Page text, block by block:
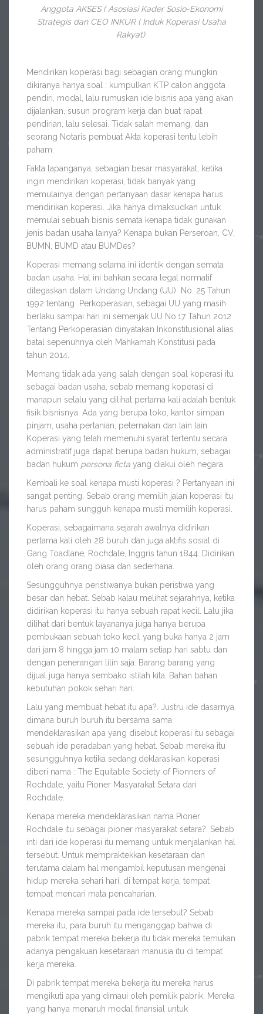
Anggota AKSES ( Asosiasi Kader Sosio-Ekonomi
Strategis dan CEO INKUR ( Induk Koperasi Usaha
Rakyat)
Mendirikan koperasi bagi sebagian orang mungkin
dikiranya hanya soal : kumpulkan KTP calon anggota
pendiri, modal, lalu rumuskan ide bisnis apa yang akan
dijalankan, susun program kerja dan buat rapat
pendirian, lalu selesai. Tidak salah memang, dan
seorang Notaris pembuat Akta koperasi tentu lebih
paham.
Fakta lapanganya, sebagian besar masyarakat, ketika
ingin mendirikan koperasi, tidak banyak yang
memulainya dengan pertanyaan dasar kenapa harus
mendirikan koperasi. Jika hanya dimaksudkan untuk
memulai sebuah bisnis semata kenapa tidak gunakan
jenis badan usaha lainya? Kenapa bukan Perseroan, CV,
BUMN, BUMD atau BUMDes?
Koperasi memang selama ini identik dengan semata
badan usaha. Hal ini bahkan secara legal normatif
ditegaskan dalam Undang Undang (UU) No. 25 Tahun
1992 tentang Perkoperasian, sebagai UU yang masih
berlaku sampai hari ini semenjak UU No.17 Tahun 2012
Tentang Perkoperasian dinyatakan Inkonstitusional alias
batal sepenuhnya oleh Mahkamah Konstitusi pada
tahun 2014.
Memang tidak ada yang salah dengan soal koperasi itu
sebagai badan usaha, sebab memang koperasi di
manapun selalu yang dilihat pertama kali adalah bentuk
fisik bisnisnya. Ada yang berupa toko, kantor simpan
pinjam, usaha pertanian, peternakan dan lain lain.
Koperasi yang telah memenuhi syarat tertentu secara
administratif juga dapat berupa badan hukum, sebagai
badan hukum persona ficta yang diakui oleh negara.
Kembali ke soal kenapa musti koperasi ? Pertanyaan ini
sangat penting. Sebab orang memilih jalan koperasi itu
harus paham sungguh kenapa musti memilih koperasi.
Koperasi, sebagaimana sejarah awalnya didirikan
pertama kali oleh 28 buruh dan juga aktifis sosial di
Gang Toadlane, Rochdale, Inggris tahun 1844. Didirikan
oleh orang orang biasa dan sederhana.
Sesungguhnya peristiwanya bukan peristiwa yang
besar dan hebat. Sebab kalau melihat sejarahnya, ketika
didirikan koperasi itu hanya sebuah rapat kecil. Lalu jika
dilihat dari bentuk layananya juga hanya berupa
pembukaan sebuah toko kecil yang buka hanya 2 jam
dari jam 8 hingga jam 10 malam setiap hari sabtu dan
dengan penerangan lilin saja. Barang barang yang
dijual juga hanya sembako istilah kita. Bahan bahan
kebutuhan pokok sehari hari.
Lalu yang membuat hebat itu apa?. Justru ide dasarnya,
dimana buruh buruh itu bersama sama
mendeklarasikan apa yang disebut koperasi itu sebagai
sebuah ide peradaban yang hebat. Sebab mereka itu
sesungguhnya ketika sedang deklarasikan koperasi
diberi nama : The Equitable Society of Pionners of
Rochdale, yaitu Pioner Masyarakat Setara dari
Rochdale.
Kenapa mereka mendeklarasikan nama Pioner
Rochdale itu sebagai pioner masyarakat setara?. Sebab
inti dari ide koperasi itu memang untuk menjalankan hal
tersebut. Untuk mempraktekkan kesetaraan dan
terutama dalam hal mengambil keputusan mengenai
hidup mereka sehari hari, di tempat kerja, tempat
tempat mencari mata pencaharian.
Kenapa mereka sampai pada ide tersebut? Sebab
mereka itu, para buruh itu menganggap bahwa di
pabrik tempat mereka bekerja itu tidak mereka temukan
adanya pengakuan kesetaraan manusia itu di tempat
kerja mereka.
Di pabrik tempat mereka bekerja itu mereka harus
mengikuti apa yang dimaui oleh pemilik pabrik. Mereka
yang hanya menaruh modal finansial untuk